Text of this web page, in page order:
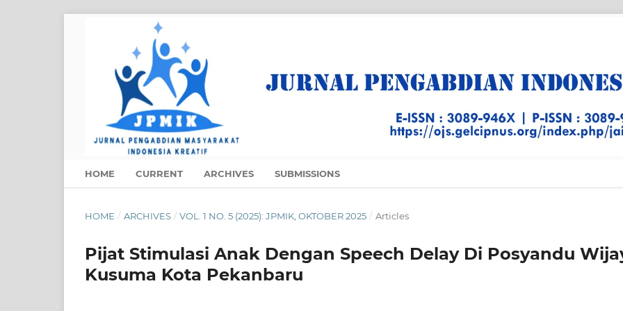
HOME CURRENT ARCHIVES SUBMISSIONS
HOME / ARCHIVES / VOL. 1 NO. 5 (2025): JPMIK, OKTOBER 2025 / Articles
Pijat Stimulasi Anak Dengan Speech Delay Di Posyandu
Kusuma Kota Pekanbaru